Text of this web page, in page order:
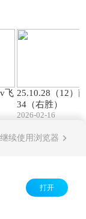
飞 25.10.28（12）
34（右胜）
2026-02-16
继续使用浏览器
打开